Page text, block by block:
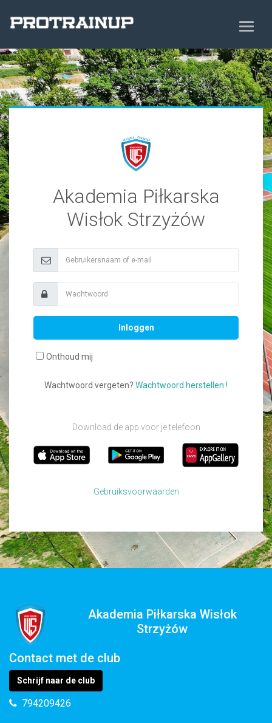
Akademia Piłkarska
Wisłok Strzyżów
Inloggen
Onthoud mij
Wachtwoord vergeten? Wachtwoord herstellen !
Download de app voor je telefoon
Gebruiksvoorwaarden
Akademia Piłkarska Wisłok
Strzyżów
Contact met de club
Schrijf naar de club
794209426